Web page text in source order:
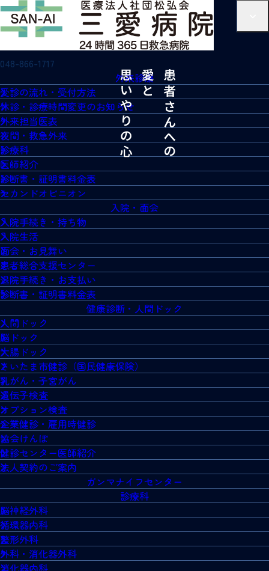
048-866-1717
外来診療
受診の流れ・受付方法
休診・診療時間変更のお知らせ
外来担当医表
夜間・救急外来
診療科
医師紹介
診断書・証明書料金表
セカンドオピニオン
入院・面会
入院手続き・持ち物
入院生活
面会・お見舞い
患者総合支援センター
退院手続き・お支払い
診断書・証明書料金表
健康診断・人間ドック
人間ドック
脳ドック
大腸ドック
さいたま市健診（国民健康保険）
乳がん・子宮がん
遺伝子検査
オプション検査
企業健診・雇用時健診
協会けんぽ
健診センター医師紹介
法人契約のご案内
ガンマナイフセンター
診療科
脳神経外科
循環器内科
整形外科
外科・消化器外科
消化器内科